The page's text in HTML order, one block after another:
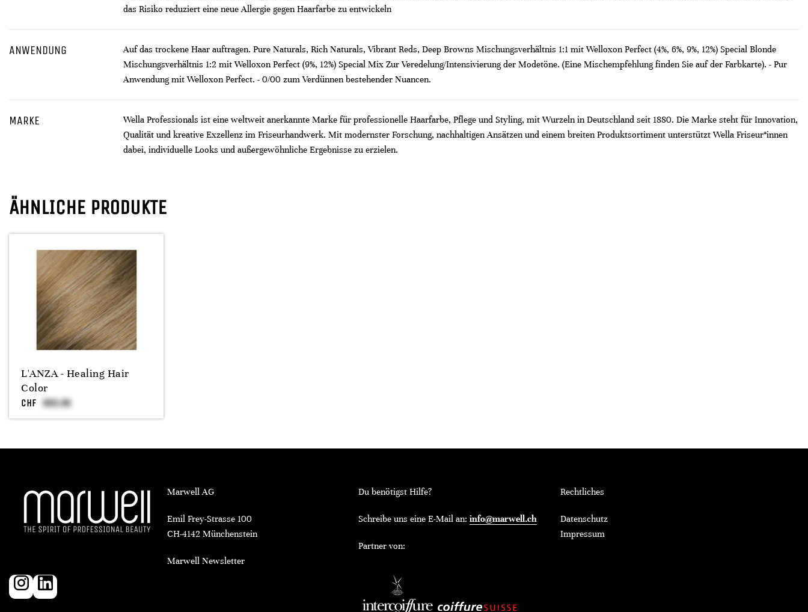
das Risiko reduziert eine neue Allergie gegen Haarfarbe zu entwickeln
ANWENDUNG
Auf das trockene Haar auftragen. Pure Naturals, Rich Naturals, Vibrant Reds, Deep Browns Mischungsverhältnis 1:1 mit Welloxon Perfect (4%, 6%, 9%, 12%) Special Blonde
Mischungsverhältnis 1:2 mit Welloxon Perfect (9%, 12%) Special Mix Zur Veredelung/Intensivierung der Modetöne. (Eine Mischempfehlung finden Sie auf der Farbkarte). - Pur
Anwendung mit Welloxon Perfect. - 0/00 zum Verdünnen bestehender Nuancen.
MARKE
Wella Professionals ist eine weltweit anerkannte Marke für professionelle Haarfarbe, Pflege und Styling, mit Wurzeln in Deutschland seit 1880. Die Marke steht für Innovation,
Qualität und kreative Exzellenz im Friseurhandwerk. Mit modernster Forschung, nachhaltigen Ansätzen und einem breiten Produktsortiment unterstützt Wella Friseur*innen
dabei, individuelle Looks und außergewöhnliche Ergebnisse zu erzielen.
ÄHNLICHE PRODUKTE
L'ANZA - Healing Hair
Color
CHF
Marwell AG
Emil Frey-Strasse 100
CH-4142 Münchenstein
Marwell Newsletter
Du benötigst Hilfe?
Schreibe uns eine E-Mail an: info@marwell.ch
Partner von:
Rechtliches
Datenschutz
Impressum